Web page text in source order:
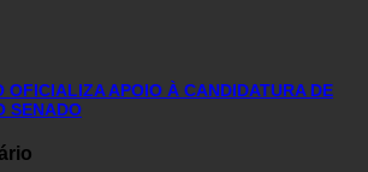
OFICIALIZA APOIO À CANDIDATURA DE
SENADO